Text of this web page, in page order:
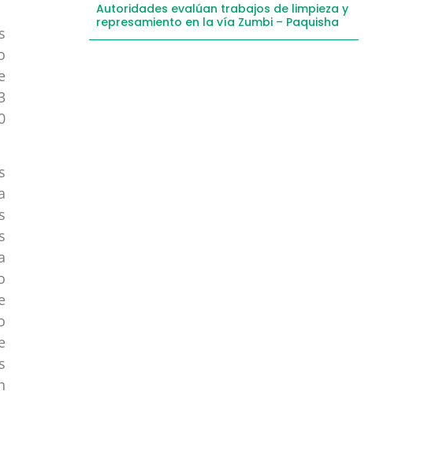
Autoridades evalúan trabajos de limpieza y
represamiento en la vía Zumbi – Paquisha